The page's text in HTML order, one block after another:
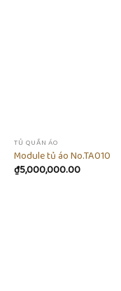
TỦ QUẦN ÁO
Module tủ áo No.TA010
₫5,000,000.00